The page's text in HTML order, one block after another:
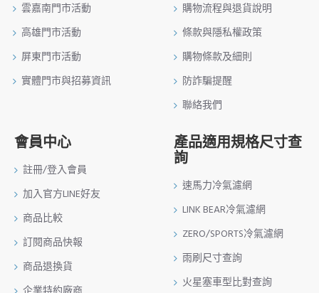
雲嘉南門市活動
高雄門市活動
屏東門市活動
實體門市與招募資訊
購物流程與退貨說明
條款與隱私權政策
購物條款及細則
防詐騙提醒
聯絡我們
會員中心
註冊/登入會員
加入官方LINE好友
商品比較
訂閱商品快報
商品退換貨
產品適用規格尺寸查
詢
速馬力冷氣濾網
LINK BEAR冷氣濾網
ZERO/SPORTS冷氣濾網
雨刷尺寸查詢
火星塞車型比對查詢